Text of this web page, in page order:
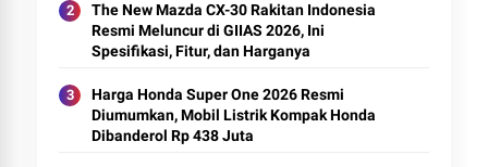
The New Mazda CX-30 Rakitan Indonesia
Resmi Meluncur di GIIAS 2026, Ini
Spesifikasi, Fitur, dan Harganya
Harga Honda Super One 2026 Resmi
Diumumkan, Mobil Listrik Kompak Honda
Dibanderol Rp 438 Juta